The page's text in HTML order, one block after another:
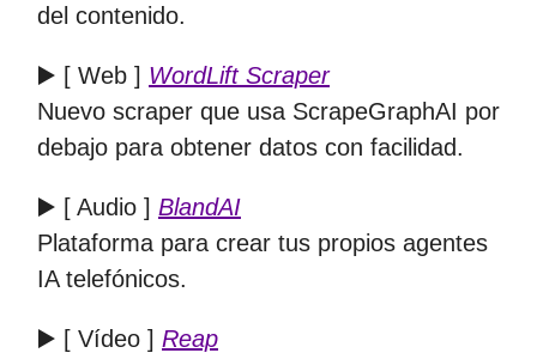
del contenido.
▶️ [ Web ] WordLift Scraper
Nuevo scraper que usa ScrapeGraphAI por
debajo para obtener datos con facilidad.
▶️ [ Audio ] BlandAI
Plataforma para crear tus propios agentes
IA telefónicos.
▶️ [ Vídeo ] Reap